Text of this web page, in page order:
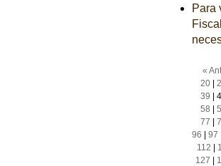
Para
«
20|
39
58
77
96
97
112
127